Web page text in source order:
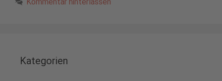
Kategorien